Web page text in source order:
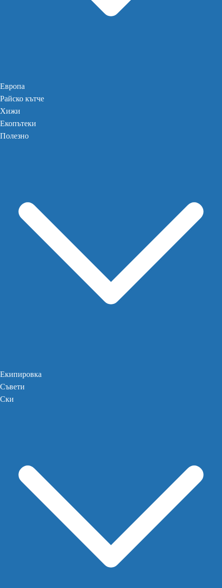
Европа
Райско кътче
Хижи
Екопътеки
Полезно
Екипировка
Съвети
Ски